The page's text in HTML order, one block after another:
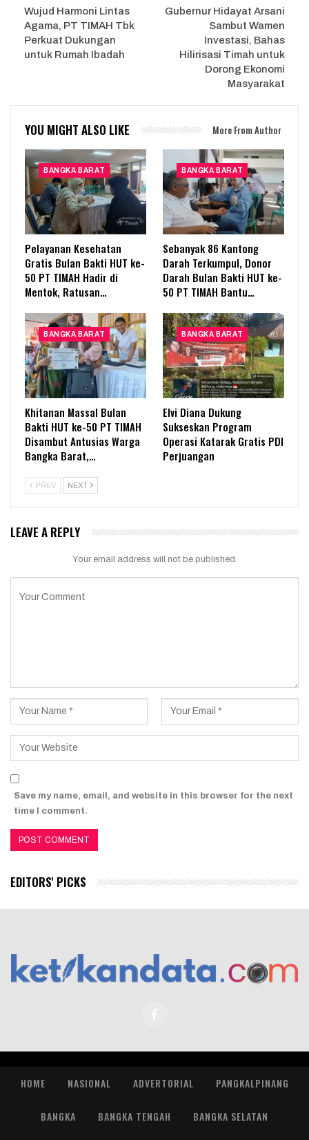
Wujud Harmoni Lintas
Agama, PT TIMAH Tbk
Perkuat Dukungan
untuk Rumah Ibadah
Gubernur Hidayat Arsani
Sambut Wamen
Investasi, Bahas
Hilirisasi Timah untuk
Dorong Ekonomi
Masyarakat
YOU MIGHT ALSO LIKE More From Author
BANGKA BARAT
Pelayanan Kesehatan
Gratis Bulan Bakti HUT ke-
50 PT TIMAH Hadir di
Mentok, Ratusan…
BANGKA BARAT
Sebanyak 86 Kantong
Darah Terkumpul, Donor
Darah Bulan Bakti HUT ke-
50 PT TIMAH Bantu…
BANGKA BARAT
Khitanan Massal Bulan
Bakti HUT ke-50 PT TIMAH
Disambut Antusias Warga
Bangka Barat,…
BANGKA BARAT
Elvi Diana Dukung
Sukseskan Program
Operasi Katarak Gratis PDI
Perjuangan
PREV NEXT
LEAVE A REPLY
Your email address will not be published.
Save my name, email, and website in this browser for the next
time I comment.
EDITORS' PICKS
HOME NASIONAL ADVERTORIAL PANGKALPINANG
BANGKA BANGKA TENGAH BANGKA SELATAN